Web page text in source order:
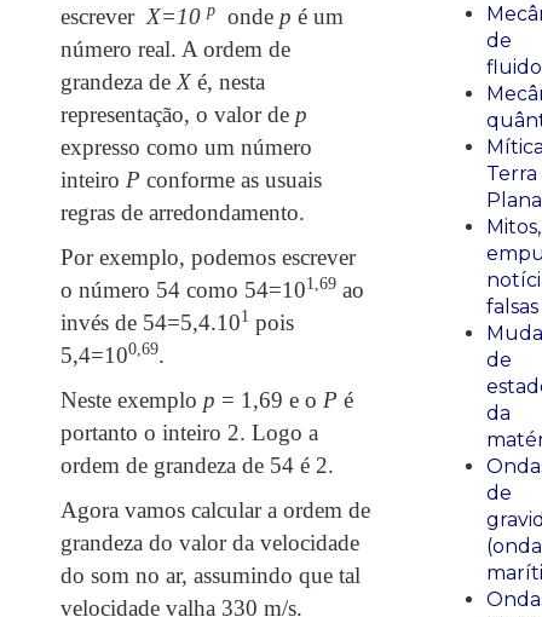
escrever X=10p onde p é um
número real. A ordem de
grandeza de X é, nesta
representação, o valor de p
expresso como um número
inteiro P conforme as usuais
regras de arredondamento.
Por exemplo, podemos escrever
o número 54 como 54=101,69 ao
invés de 54=5,4.101 pois
5,4=100,69.
Neste exemplo p = 1,69 e o P é
portanto o inteiro 2. Logo a
ordem de grandeza de 54 é 2.
Agora vamos calcular a ordem de
grandeza do valor da velocidade
do som no ar, assumindo que tal
velocidade valha 330 m/s.
de
Terra
Plana
Mitos,
falsas
de
da
de